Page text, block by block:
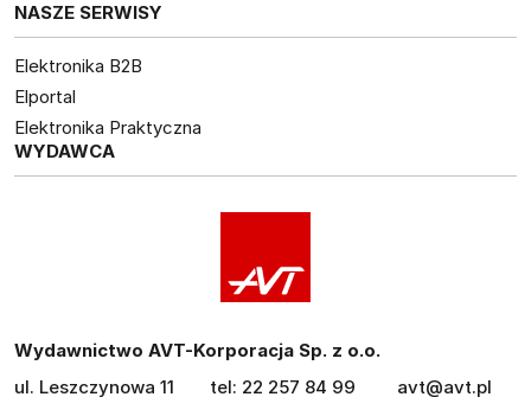
NASZE SERWISY
Elektronika B2B
Elportal
Elektronika Praktyczna
WYDAWCA
Wydawnictwo AVT-Korporacja Sp. z o.o.
ul. Leszczynowa 11
tel: 22 257 84 99 avt@avt.pl